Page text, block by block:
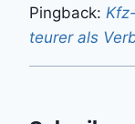
Pingback:
teurer als